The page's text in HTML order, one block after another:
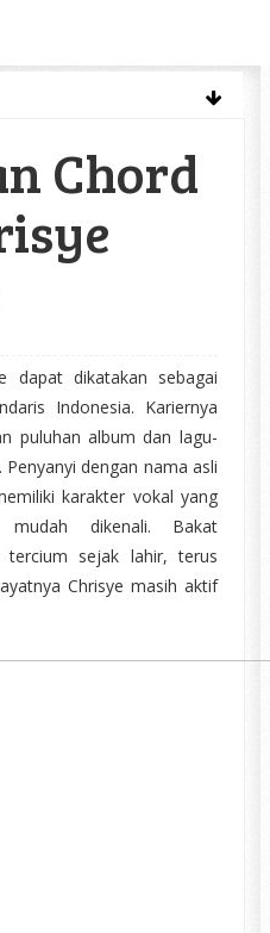
Chord
dapat dikatakan sebagai
Indonesia. Kariernya
puluhan album dan lagu-
dengan nama asli
karakter vokal yang
dikenali. Bakat
tercium sejak lahir, terus
Chrisye masih aktif